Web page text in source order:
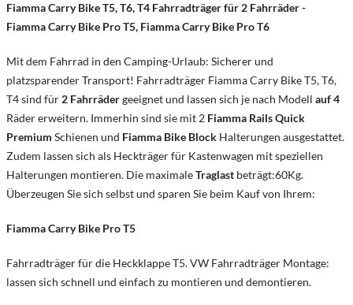
Fiamma Carry Bike T5, T6, T4 Fahrradträger für 2 Fahrräder -
Fiamma Carry Bike Pro T5, Fiamma Carry Bike Pro T6
Mit dem Fahrrad in den Camping-Urlaub: Sicherer und
platzsparender Transport! Fahrradträger Fiamma Carry Bike T5, T6,
T4 sind für2 Fahrrädergeeignet und lassen sich je nach Modell auf 4
Räder erweitern. Immerhin sind sie mit 2 Fiamma Rails Quick
Premium Schienen und Fiamma Bike Block Halterungen ausgestattet.
Zudem lassen sich als Heckträger für Kastenwagen mit speziellen
Halterungen montieren. Die maximaleTraglast beträgt:60Kg.
Überzeugen Sie sich selbst und sparen Sie beim Kauf von Ihrem:
Fiamma Carry Bike Pro T5
Fahrradträger für die Heckklappe T5. VW Fahrradträger Montage:
lassen sich schnell und einfach zu montieren und demontieren.